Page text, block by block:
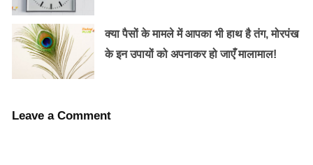
क्या पैसों के मामले में आपका भी हाथ है तंग, मोरपंख
के इन उपायों को अपनाकर हो जाएँ मालामाल!
Leave a Comment